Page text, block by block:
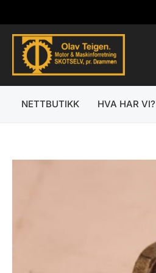
rett
innholdet
NETTBUTIKK HVA HAR VI?